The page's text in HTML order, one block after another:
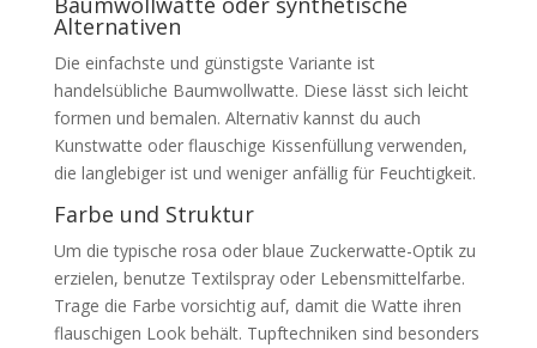
Alternativen
Die einfachste und günstigste Variante ist
handelsübliche Baumwollwatte. Diese lässt sich leicht
formen und bemalen. Alternativ kannst du auch
Kunstwatte oder flauschige Kissenfüllung verwenden,
die langlebiger ist und weniger anfällig für Feuchtigkeit.
Farbe und Struktur
Um die typische rosa oder blaue Zuckerwatte-Optik zu
erzielen, benutze Textilspray oder Lebensmittelfarbe.
Trage die Farbe vorsichtig auf, damit die Watte ihren
flauschigen Look behält. Tupftechniken sind besonders